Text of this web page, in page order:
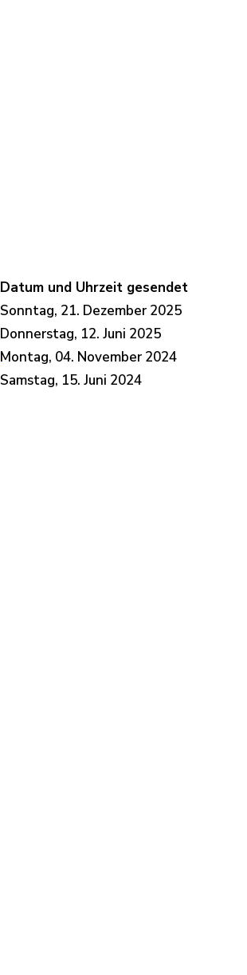
Datum und Uhrzeit gesendet
Sonntag, 21. Dezember 2025
Donnerstag, 12. Juni 2025
Montag, 04. November 2024
Samstag, 15. Juni 2024